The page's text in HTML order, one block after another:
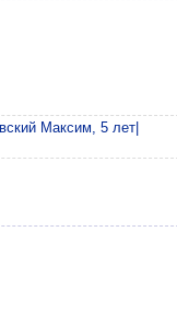
Максим, 5 лет|